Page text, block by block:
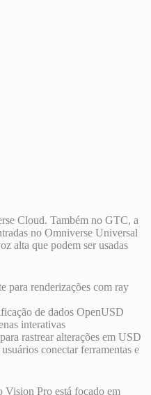
Cloud. Também no GTC, a
no Omniverse Universal
alta que podem ser usadas
para renderizações com ray
de dados OpenUSD
interativas
rastrear alterações em USD
conectar ferramentas e
Pro está focado em